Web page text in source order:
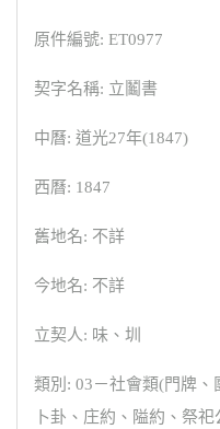
原件編號: ET0977
契字名稱: 立鬮書
中曆: 道光27年(1847)
西曆: 1847
舊地名: 不詳
今地名: 不詳
立契人: 味、圳
類別: 03－社會類(門牌、
卜卦、庄約、隘約、祭